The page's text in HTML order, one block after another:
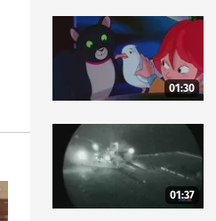
01:30
01:37